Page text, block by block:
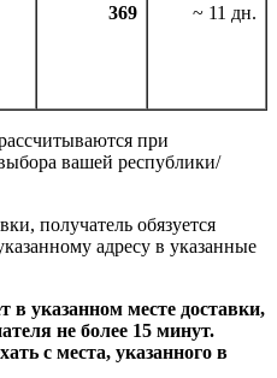
369 ~ 11 дн.
при
вашей республики/
получатель обязуется
адресу в указанные
в указанном месте доставки,
не более 15 минут.
с места, указанного в